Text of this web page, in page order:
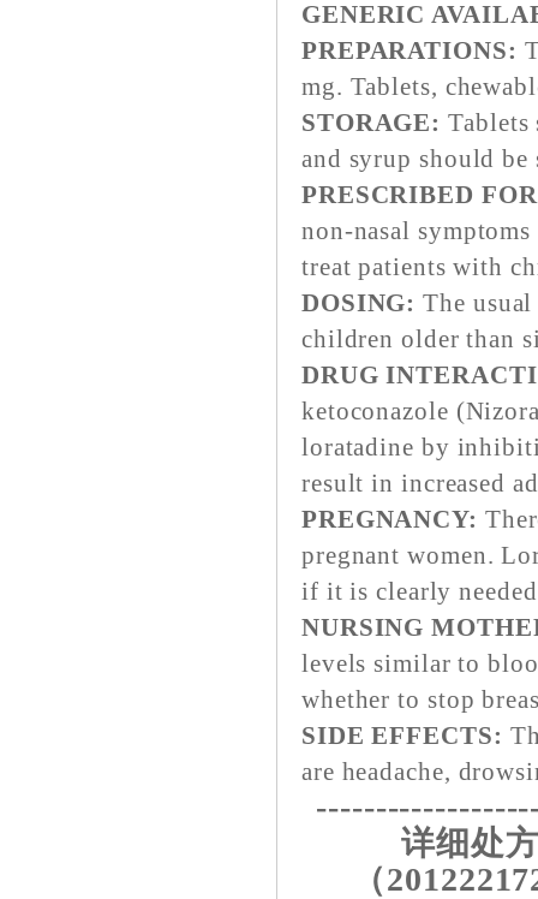
GENERIC
PREPARATIONS:
mg. Tablets,
STORAGE: Tablets
and syrup should be
PRESCRIBED
non-nasal
treat patients with
DOSING: The
children older than
DRUG
ketoconazole
loratadine by
result in increased
PREGNANCY:
pregnant women.
if it is clearly
NURSING
levels similar to
whether to stop
SIDE EFFECTS:
are headache,
详细处
（